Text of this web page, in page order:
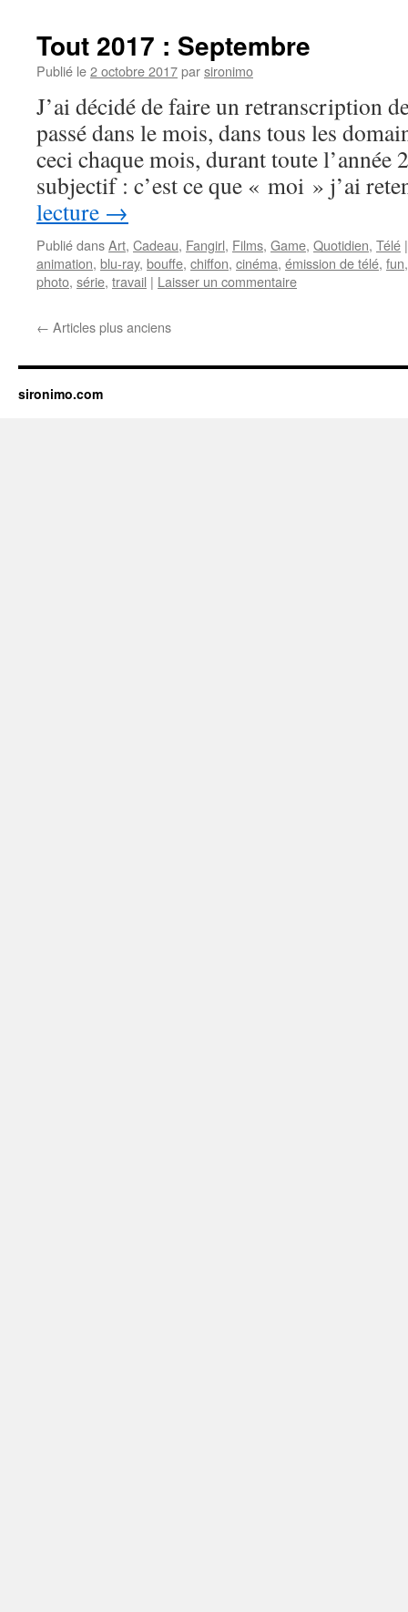
Tout 2017 : Septembre
Publié le2 octobre 2017parsironimo
J’ai décidé de faire un retranscription
passé dans le mois, dans tous les
ceci chaque mois, durant toute l’année
subjectif : c’est ce que « moi » j’ai
lecture →
Publié dansArt, Cadeau, Fangirl, Films, Game, Quotidien, Télé |
animation, blu-ray, bouffe, chiffon, cinéma, émission de télé, fun
photo, série, travail | Laisser un commentaire
← Articles plus anciens
sironimo.com